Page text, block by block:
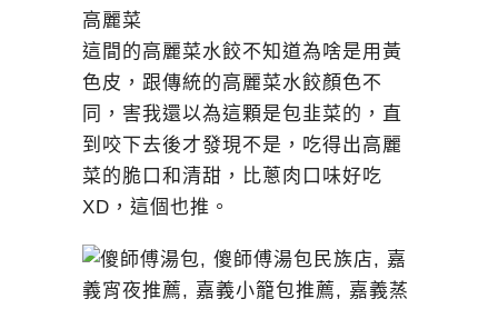
高麗菜
這間的高麗菜水餃不知道為啥是用黃
色皮，跟傳統的高麗菜水餃顏色不
同，害我還以為這顆是包韭菜的，直
到咬下去後才發現不是，吃得出高麗
菜的脆口和清甜，比蔥肉口味好吃
XD，這個也推。